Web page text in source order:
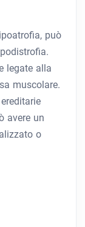
può
legate alla
muscolare.
avere un
o